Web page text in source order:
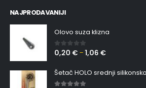
NAJPRODAVANIJI
Olovo suza klizna
0 out of 5
0,20 € –1,06 €